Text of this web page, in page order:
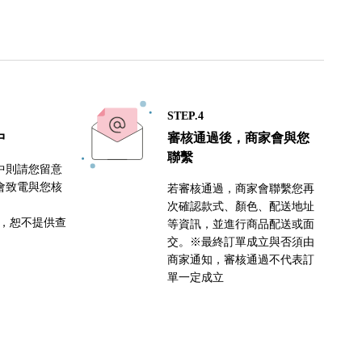
則請您留意
致電與您核
恕不提供查
STEP.4
審核通過後，商家會與您
聯繫
若審核通過，商家會聯繫您再
次確認款式、顏色、配送地址
等資訊，並進行商品配送或面
交。※最終訂單成立與否須由
商家通知，審核通過不代表訂
單一定成立